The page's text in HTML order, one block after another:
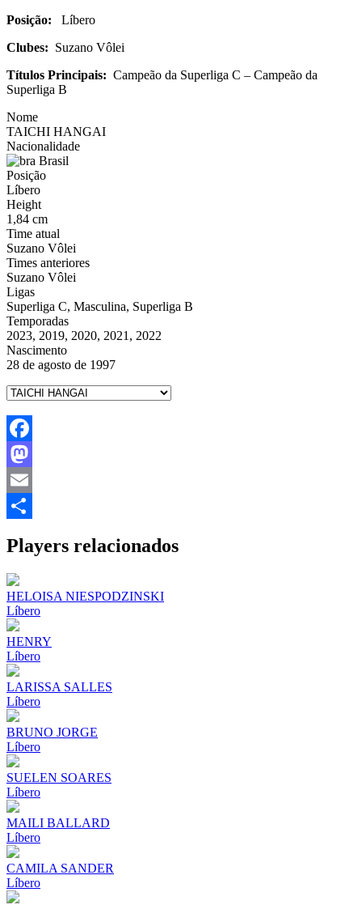
Posição: Líbero
Clubes: Suzano Vôlei
Títulos Principais: Campeão da Superliga C – Campeão da
Superliga B
Nome
TAICHI HANGAI
Nacionalidade
Brasil
Posição
Líbero
Height
1,84 cm
Time atual
Suzano Vôlei
Times anteriores
Suzano Vôlei
Ligas
Superliga C, Masculina, Superliga B
Temporadas
2023, 2019, 2020, 2021, 2022
Nascimento
28 de agosto de 1997
Facebook
Mastodon
Email
Players relacionados
HELOISA NIESPODZINSKI
Líbero
HENRY
Líbero
LARISSA SALLES
Líbero
BRUNO JORGE
Líbero
SUELEN SOARES
Líbero
MAILI BALLARD
Líbero
CAMILA SANDER
Líbero